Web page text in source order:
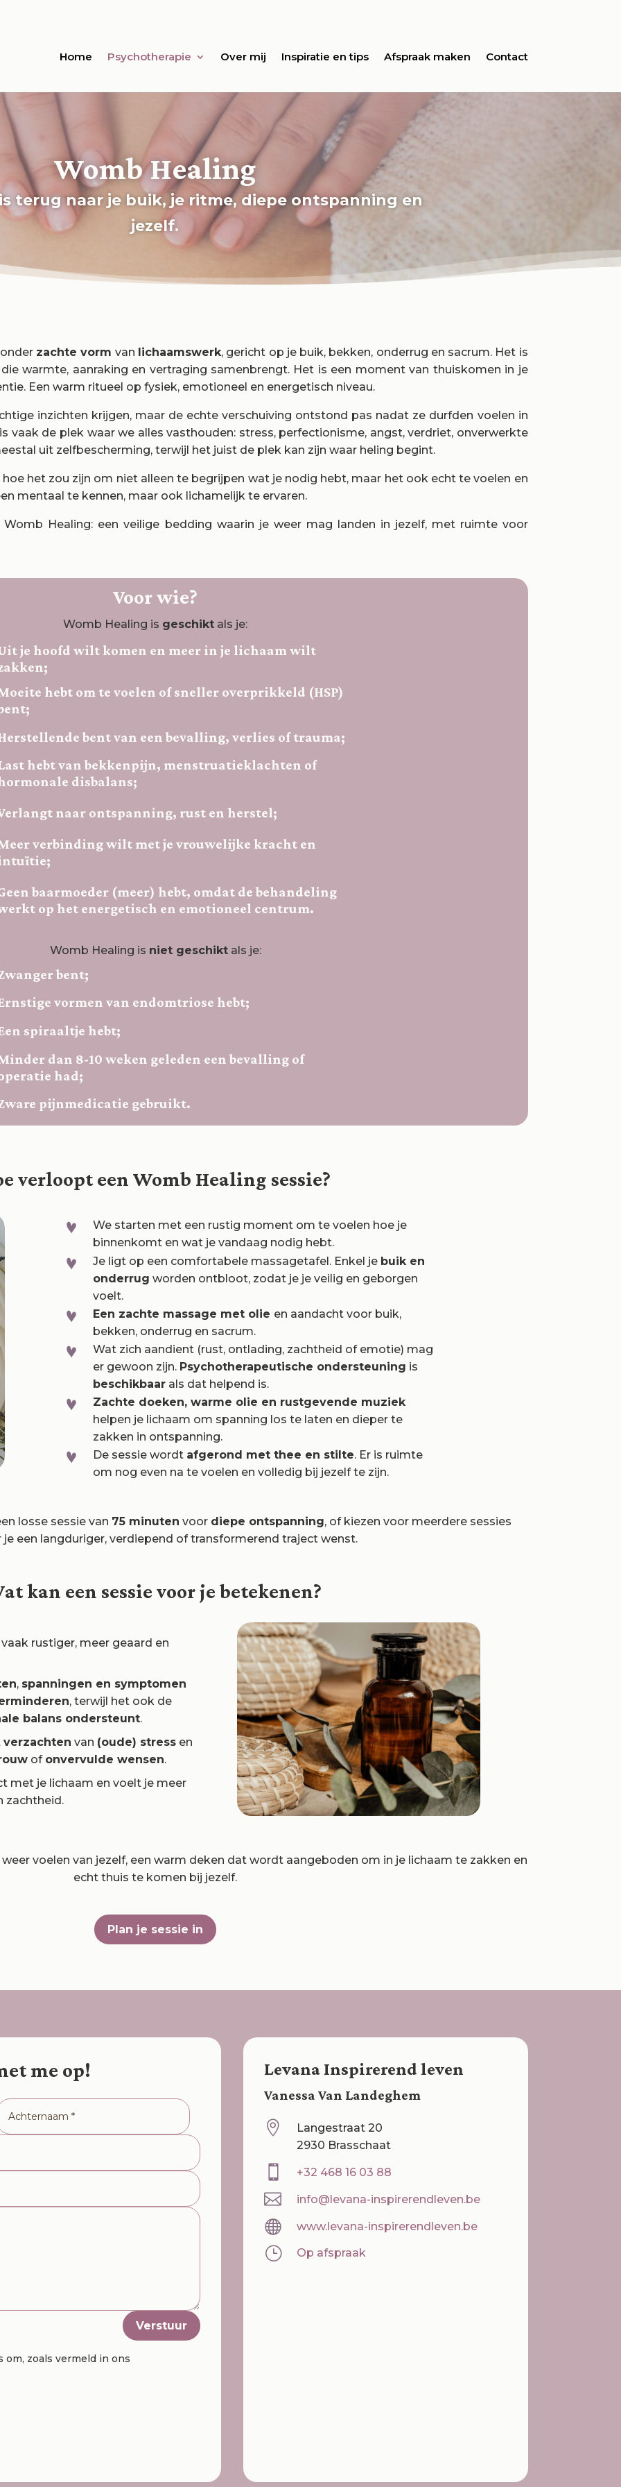
Home Psychotherapie Over mij Inspiratie en tips Afspraak maken Contact
Womb Healing
terug naar je buik, je ritme, diepe ontspanning en
jezelf.
zachte vorm van lichaamswerk, gericht op je buik, bekken, onderrug en sacrum. Het is
warmte, aanraking en vertraging samenbrengt. Het is een moment van thuiskomen in je
Een warm ritueel op fysiek, emotioneel en energetisch niveau.
inzichten krijgen, maar de echte verschuiving ontstond pas nadat ze durfden voelen in
vaak de plek waar we alles vasthouden: stress, perfectionisme, angst, verdriet, onverwerkte
uit zelfbescherming, terwijl het juist de plek kan zijn waar heling begint.
het zou zijn om niet alleen te begrijpen wat je nodig hebt, maar het ook echt te voelen en
mentaal te kennen, maar ook lichamelijk te ervaren.
Healing: een veilige bedding waarin je weer mag landen in jezelf, met ruimte voor
Voor wie?
Womb Healing is geschikt als je:
je hoofd wilt komen en meer in je lichaam wilt
hebt om te voelen of sneller overprikkeld (HSP)
bent van een bevalling, verlies of trauma;
hebt van bekkenpijn, menstruatieklachten of
disbalans;
naar ontspanning, rust en herstel;
verbinding wilt met je vrouwelijke kracht en
baarmoeder (meer) hebt, omdat de behandeling
op het energetisch en emotioneel centrum.
Womb Healing is niet geschiktals je:
bent;
vormen van endomtriose hebt;
spiraaltje hebt;
dan 8-10 weken geleden een bevalling of
had;
pijnmedicatie gebruikt.
verloopt een Womb Healing sessie?
We starten met een rustig moment om te voelen hoe je
binnenkomt en wat je vandaag nodig hebt.
Je ligt op een comfortabele massagetafel. Enkel je buik en
onderrug worden ontbloot, zodat je je veilig en geborgen
voelt.
Een zachte massage met olie en aandacht voor buik,
bekken, onderrug en sacrum.
Wat zich aandient (rust, ontlading, zachtheid of emotie) mag
er gewoon zijn. Psychotherapeutische ondersteuning is
beschikbaar als dat helpend is.
Zachte doeken, warme olie en rustgevende muziek
helpen je lichaam om spanning los te laten en dieper te
zakken in ontspanning.
De sessie wordt afgerond met thee en stilte. Er is ruimte
om nog even na te voelen en volledig bij jezelf te zijn.
losse sessie van 75 minuten voor diepe ontspanning, of kiezen voor meerdere sessies
je een langduriger, verdiepend of transformerend traject wenst.
kan een sessie voor je betekenen?
rustiger, meer geaard en
, spanningen en symptomen
, terwijl het ook de
balans ondersteunt.
verzachten van (oude) stressen
of onvervulde wensen.
met je lichaam en voelt je meer
zachtheid.
voelen van jezelf, een warm deken dat wordt aangeboden om in je lichaam te zakken en
echt thuis te komen bij jezelf.
Plan je sessie in
me op!
Verstuur
om, zoals vermeld in ons
Levana Inspirerend leven
Vanessa Van Landeghem

Langestraat 20
2930 Brasschaat
 +32 468 16 03 88
 info@levana-inspirerendleven.be
 www.levana-inspirerendleven.be
} Op afspraak